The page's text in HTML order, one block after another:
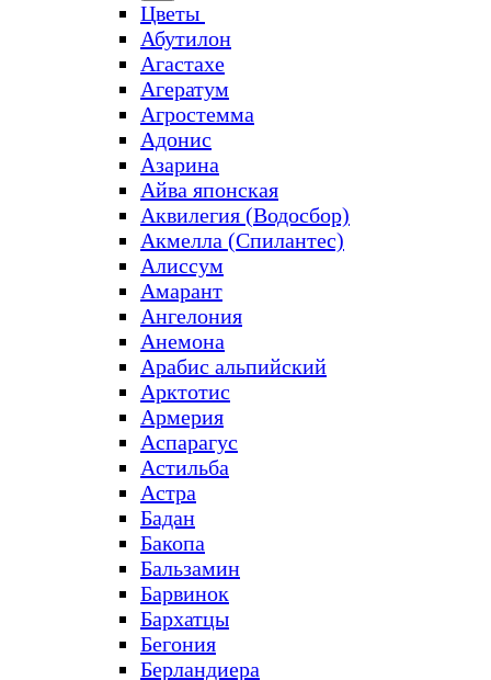
Цветы
Абутилон
Агастахе
Агератум
Агростемма
Адонис
Азарина
Айва японская
Аквилегия (Водосбор)
Акмелла (Спилантес)
Алиссум
Амарант
Ангелония
Анемона
Арабис альпийский
Арктотис
Армерия
Аспарагус
Астильба
Астра
Бадан
Бакопа
Бальзамин
Барвинок
Бархатцы
Бегония
Берландиера